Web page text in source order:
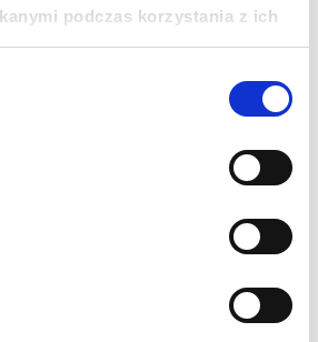
podczas korzystania z ich
w Warszawie w celu
elektroniczną (e-mail) newslettera